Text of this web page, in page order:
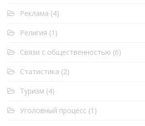
Реклама (4)
Религия (1)
Связи с общественностью (6)
Статистика (2)
Туризм (4)
Уголовный процесс (1)